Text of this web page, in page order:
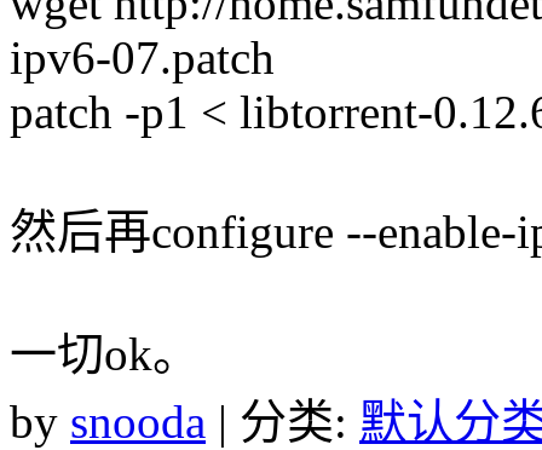
ipv6-07.patch
patch -p1 < libtorrent-
然后再configure --enable-
一切ok。
by snooda | 分类: 默认分